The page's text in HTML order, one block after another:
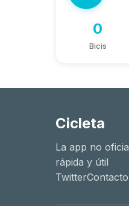
0
Bicis
Cicleta
La app no
rápida y útil
TwitterContacto